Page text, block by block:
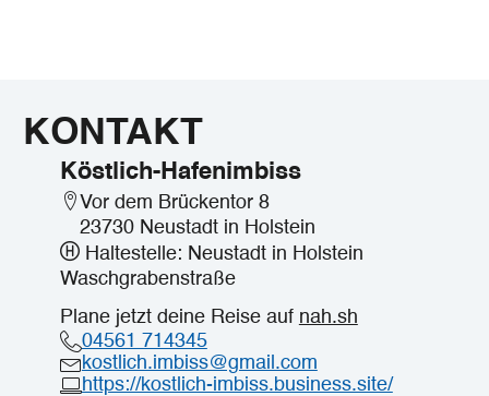
KONTAKT
Köstlich-Hafenimbiss
Vor dem Brückentor 8
23730 Neustadt in Holstein
Haltestelle: Neustadt in Holstein
Waschgrabenstraße
Plane jetzt deine Reise auf nah.sh
04561 714345
kostlich.imbiss@gmail.com
https://kostlich-imbiss.business.site/